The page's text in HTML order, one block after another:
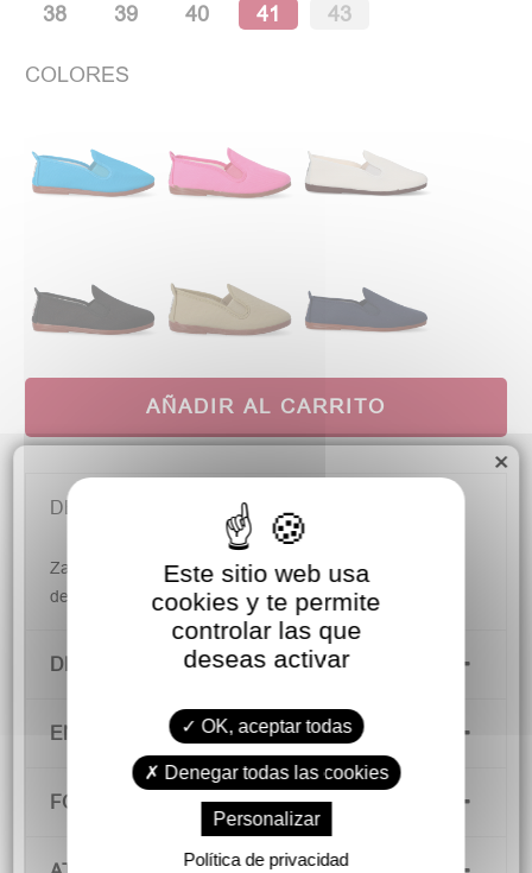
38
39 40 41 43
COLORES
AÑADIR AL CARRITO
DESCRIPCIÓN
Zapatillas de lona Kung-Fu con elástico. Muy fáciles
de poner y súper cómodas. Ideales para niños.
DETALLES DEL PRODUCTO
ENVÍOS Y DEVOLUCIONES
FORMAS DE PAGO
×
Este sitio web usa
cookies y te permite
controlar las que
deseas activar
OK, aceptar todas
Denegar todas las cookies
Personalizar
Política de privacidad